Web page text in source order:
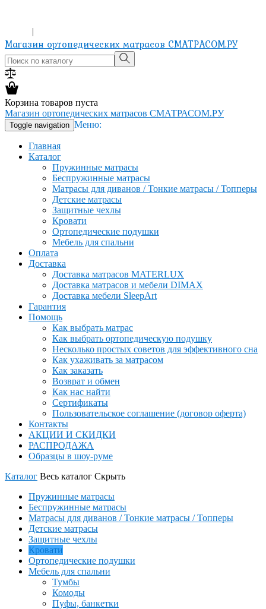
|
Магазин ортопедических матрасов СМАТРАСОМ.РУ
Корзина товаров пуста
Магазин ортопедических матрасов СМАТРАСОМ.РУ
Toggle navigation Меню:
Главная
Каталог
Пружинные матрасы
Беспружинные матрасы
Матрасы для диванов / Тонкие матрасы / Топперы
Детские матрасы
Защитные чехлы
Кровати
Ортопедические подушки
Мебель для спальни
Оплата
Доставка
Доставка матрасов MATERLUX
Доставка матрасов и мебели DIMAX
Доставка мебели SleepArt
Гарантия
Помощь
Как выбрать матрас
Как выбрать ортопедическую подушку
Несколько простых советов для эффективного сна
Как ухаживать за матрасом
Как заказать
Возврат и обмен
Как нас найти
Сертификаты
Пользовательское соглашение (договор оферта)
Контакты
АКЦИИ И СКИДКИ
РАСПРОДАЖА
Образцы в шоу-руме
Каталог Весь каталог Скрыть
Пружинные матрасы
Беспружинные матрасы
Матрасы для диванов / Тонкие матрасы / Топперы
Детские матрасы
Защитные чехлы
Кровати
Ортопедические подушки
Мебель для спальни
Тумбы
Комоды
Пуфы, банкетки